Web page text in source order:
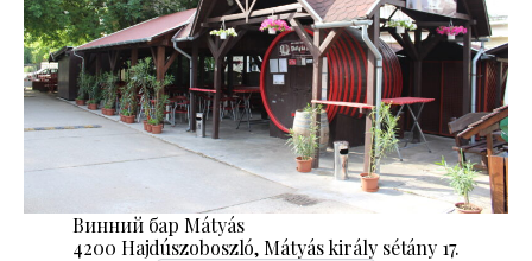
Винний бар Mátyás
4200 Hajdúszoboszló, Mátyás király sétány 17.